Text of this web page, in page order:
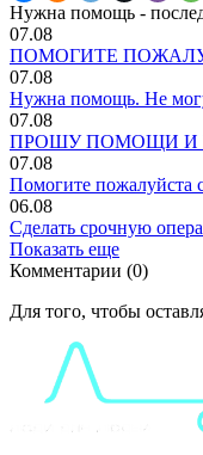
Нужна помощь -
07.08
ПОМОГИТЕ
07.08
Нужна помощь. Не
07.08
ПРОШУ ПОМОЩИ И
07.08
Помогите пожалуйста
06.08
Сделать срочную
Показать еще
Комментарии (0)
Для того, чтобы